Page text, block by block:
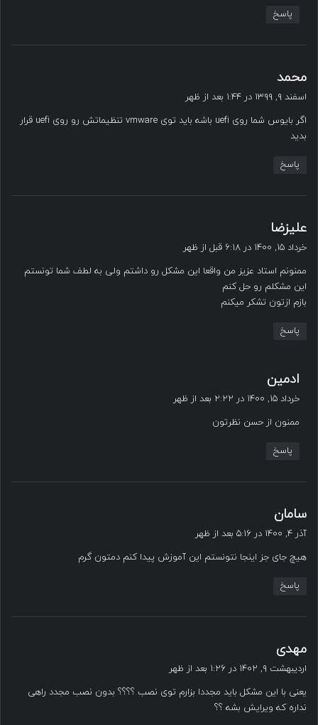
پاسخ
محمد
:
اسفند ۹, ۱۳۹۹ در ۱:۴۴ بعد از ظهر
اگر بایوس شما روی uefi باشه باید توی vmware تنظیماتش رو روی uefi قرار
بدید
پاسخ
علیزضا
:
خرداد ۱۵, ۱۴۰۰ در ۶:۱۸ قبل از ظهر
ممنونم استاد عزیز من واقعا این مشکل رو داشتم ولی به لطف شما تونستم
این مشکلم رو حل کنم
بازم ازتون تشکر میکنم
پاسخ
ادمین
:
خرداد ۱۵, ۱۴۰۰ در ۲:۲۲ بعد از ظهر
ممنون از حسن نظرتون
پاسخ
سامان
ف
:
آذر ۴, ۱۴۰۰ در ۵:۱۶ بعد از ظهر
هیچ جای جز اینجا نتونستم این آموزش پیدا کنم دمتون گرم
پاسخ
مهدی
:
اردیبهشت ۹, ۱۴۰۲ در ۱:۲۶ بعد از ظهر
یعنی با این مشکل باید مجددا بزارم توی نصب ؟؟؟؟ بدون نصب مجدد راهی
نداره که ویرایش بشه ؟؟